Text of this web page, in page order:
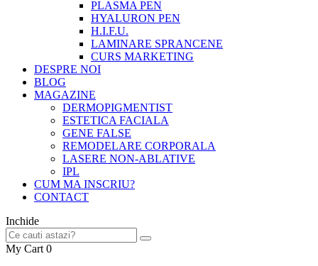
PLASMA PEN
HYALURON PEN
H.I.F.U.
LAMINARE SPRANCENE
CURS MARKETING
DESPRE NOI
BLOG
MAGAZINE
DERMOPIGMENTIST
ESTETICA FACIALA
GENE FALSE
REMODELARE CORPORALA
LASERE NON-ABLATIVE
IPL
CUM MA INSCRIU?
CONTACT
Inchide
My Cart 0